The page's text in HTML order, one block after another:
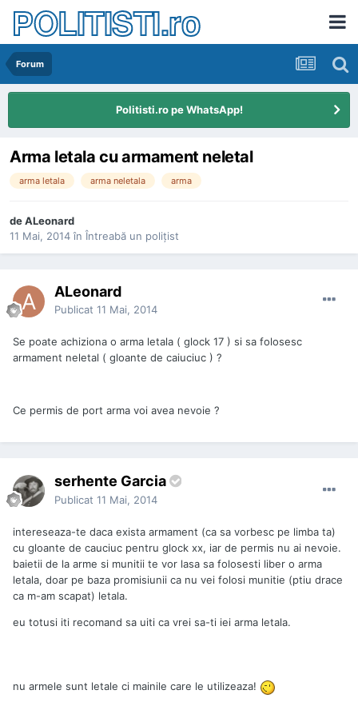
POLITISTI.ro
Forum
Politisti.ro pe WhatsApp!
Arma letala cu armament neletal
arma letala arma neletala arma
deALeonard
11 Mai, 2014 în Întreabă un poliţist
ALeonard
Publicat 11 Mai, 2014
Se poate achiziona o arma letala ( glock 17 ) si sa folosesc
armament neletal ( gloante de caiuciuc ) ?
Ce permis de port arma voi avea nevoie ?
serhente Garcia
Publicat 11 Mai, 2014
intereseaza-te daca exista armament (ca sa vorbesc pe limba ta)
cu gloante de cauciuc pentru glock xx, iar de permis nu ai nevoie.
baietii de la arme si munitii te vor lasa sa folosesti liber o arma
letala, doar pe baza promisiunii ca nu vei folosi munitie (ptiu drace
ca m-am scapat) letala.
eu totusi iti recomand sa uiti ca vrei sa-ti iei arma letala.
nu armele sunt letale ci mainile care le utilizeaza!